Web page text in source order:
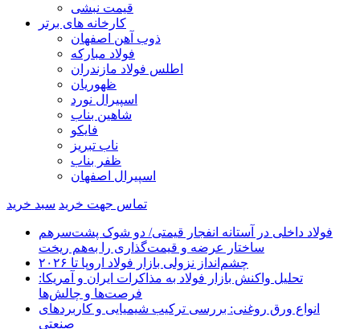
قیمت نبشی
کارخانه های برتر
ذوب آهن اصفهان
فولاد مبارکه
اطلس فولاد مازندران
ظهوریان
اسپیرال نورد
شاهین بناب
فایکو
ناب تبریز
ظفر بناب
اسپیرال اصفهان
تماس جهت خرید سبد خرید
فولاد داخلی در آستانه انفجار قیمتی/ دو شوک پشت‌سرهم
ساختار عرضه و قیمت‌گذاری را به‌هم ریخت
چشم‌انداز نزولی بازار فولاد اروپا تا ۲۰۲۶
تحلیل واکنش بازار فولاد به مذاکرات ایران و آمریکا:
فرصت‌ها و چالش‌ها
انواع ورق روغنی: بررسی ترکیب شیمیایی و کاربردهای
صنعتی